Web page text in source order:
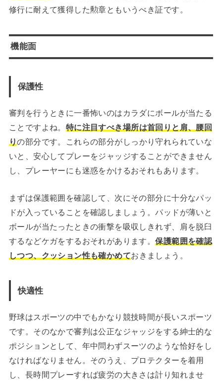
修行に耐えて獲得した勲章ともいうべき証です。
機能面
保護性
審判を行うときに一番怖いのはカラダにボールが当たる
ことですよね。 特に注目すべき場所は首回りと肩、腰回
りの部分です。これらの部分がしっかり守れられていな
いと、安心してプレーをジャッジすることができません
し、プレーヤーにも迷惑をかけるおそれもあります。
まずは保護範囲を確認して、次にその部分に十分なパッ
ドが入っていることを確認しましょう。パッドが薄いと
ボールが当たったときの衝撃を吸収しきれず、肩を脱臼
するなどケガをするおそれがあります。保護範囲を確認
しつつ、クッション性も確かめておきましょう。
快適性
野球はスポーツの中でもかなり競技時間が長いスポーツ
です。そのなかで審判は公正なジャッジをする紳士的な
ポジションとして、年中問わずスーツのような恰好をし
なければなりません。そのうえ、プロテクターを着用
し、長時間プレーすれば疲労の大きさは計り知れませ